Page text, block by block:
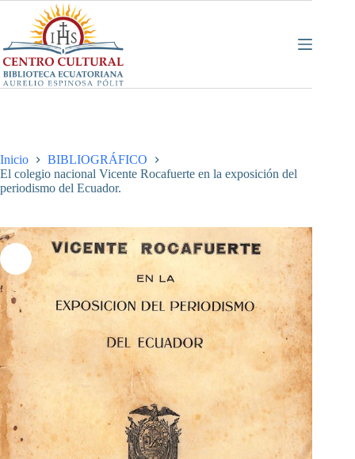
contenido
Inicio
BIBLIOGRÁFICO
El colegio nacional Vicente Rocafuerte en la exposición del
periodismo del Ecuador.